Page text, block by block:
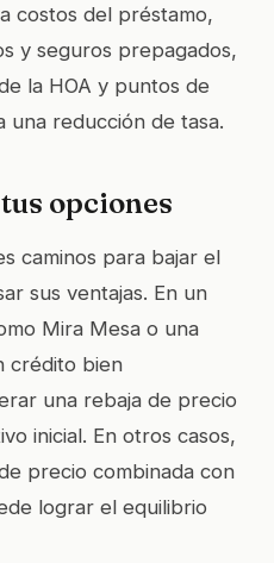
costos del préstamo,
y seguros prepagados,
la HOA y puntos de
una reducción de tasa.
opciones
caminos para bajar el
sus ventajas. En un
Mira Mesa o una
crédito bien
una rebaja de precio
inicial. En otros casos,
precio combinada con
lograr el equilibrio